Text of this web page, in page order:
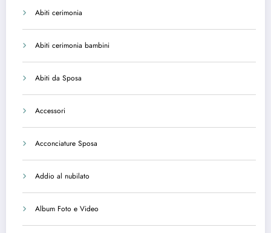
Abiti cerimonia
Abiti cerimonia bambini
Abiti da Sposa
Accessori
Acconciature Sposa
Addio al nubilato
Album Foto e Video